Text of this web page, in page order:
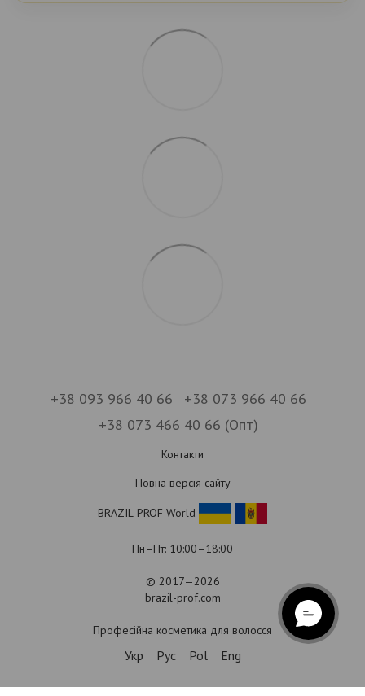
+38 093 966 40 66
+38 073 966 40 66
+38 073 466 40 66 (Опт)
Контакти
Повна версія сайту
BRAZIL-PROF World
Пн–Пт: 10:00–18:00
© 2017—2026
brazil-prof.com
Професійна косметика для волосся
Укр Рус Pol Eng